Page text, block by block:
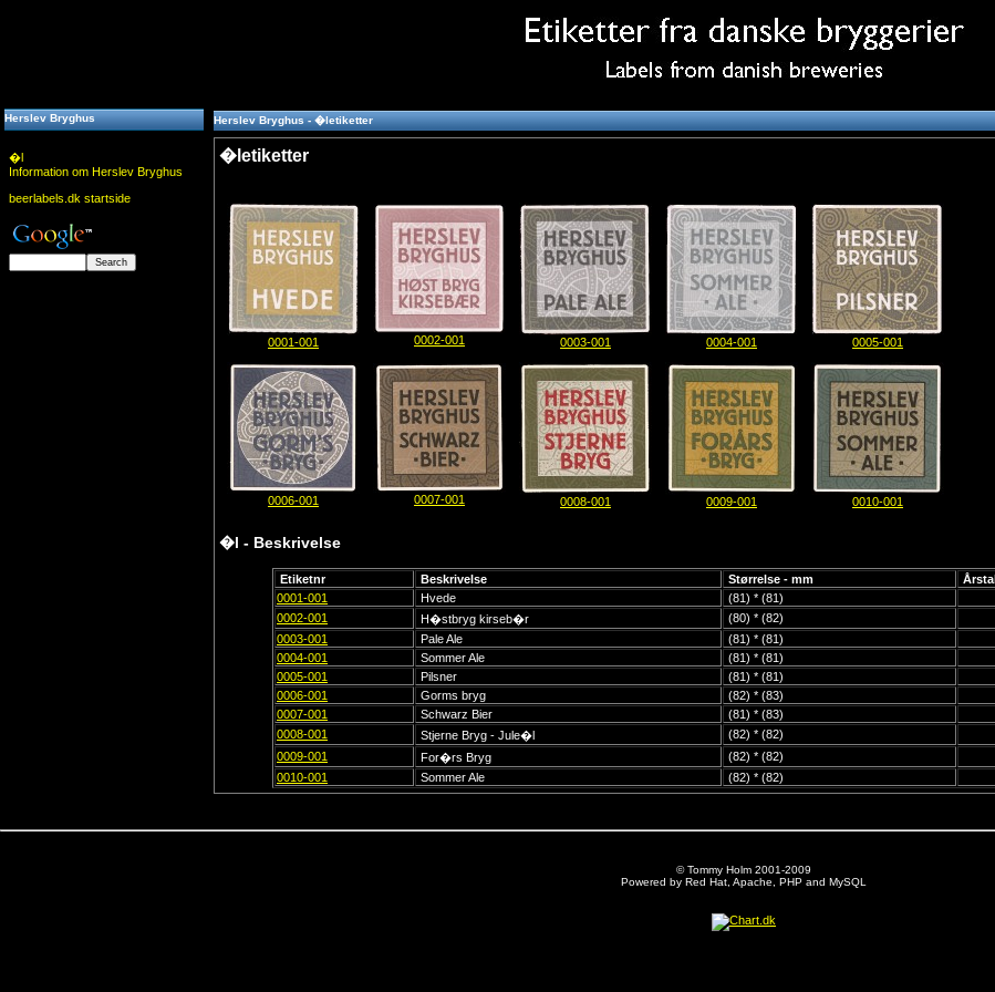
Herslev Bryghus
�l
Information om Herslev Bryghus
beerlabels.dk startside
Herslev Bryghus - �letiketter
�letiketter
0001-001 0002-001 0003-001 0004-001 0005-001
0006-001 0007-001 0008-001 0009-001 0010-001
�l - Beskrivelse
Etiketnr Beskrivelse Størrelse - mm Årstal
0001-001
Hvede
(81) * (81)
0002-001
H�stbryg kirseb�r
(80) * (82)
0003-001
Pale Ale
(81) * (81)
0004-001
Sommer Ale
(81) * (81)
0005-001
Pilsner
(81) * (81)
0006-001
Gorms bryg
(82) * (83)
0007-001
Schwarz Bier
(81) * (83)
0008-001
Stjerne Bryg - Jule�l
(82) * (82)
0009-001
For�rs Bryg
(82) * (82)
0010-001
Sommer Ale (82) * (82)
© Tommy Holm 2001-2009
Powered by Red Hat, Apache, PHP and MySQL